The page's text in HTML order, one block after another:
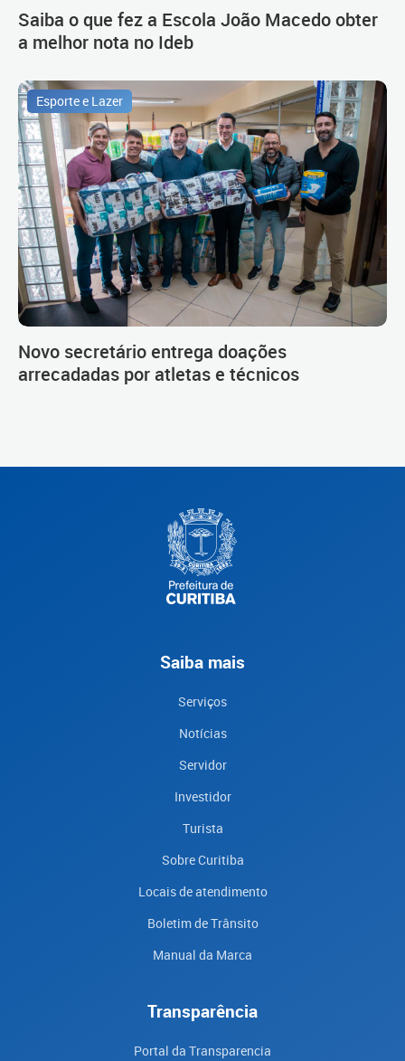
Saiba o que fez a Escola João Macedo obter
a melhor nota no Ideb
Esporte e Lazer
Novo secretário entrega doações
arrecadadas por atletas e técnicos
Saiba mais
Serviços
Notícias
Servidor
Investidor
Turista
Sobre Curitiba
Locais de atendimento
Boletim de Trânsito
Manual da Marca
Transparência
Portal da Transparencia